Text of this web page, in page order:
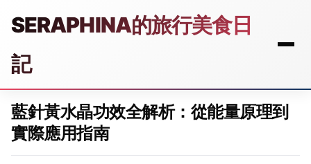
SERAPHINA的旅行美食日
記
藍針黃水晶功效全解析：從能量原理到
實際應用指南